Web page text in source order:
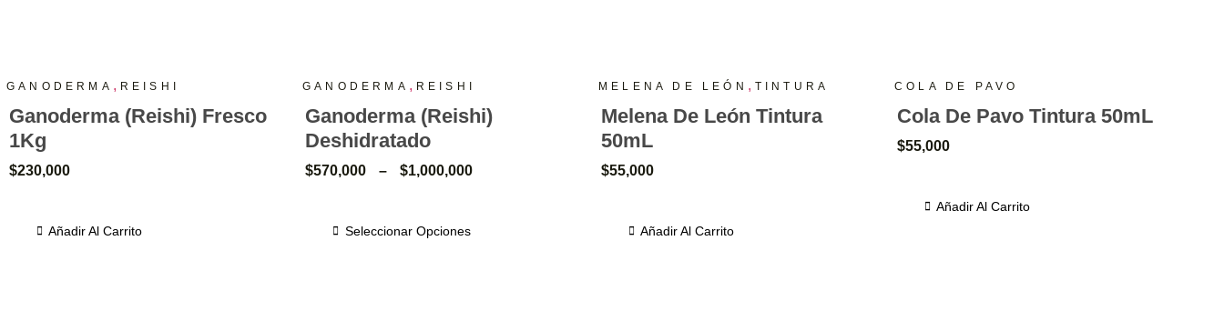
GANODERMA , REISHI
Ganoderma (Reishi) Fresco
1Kg
$230,000
Añadir Al Carrito
GANODERMA , REISHI
Ganoderma (Reishi)
Deshidratado
$570,000 – $1,000,000
Seleccionar Opciones
MELENA DE LEÓN , TINTURA
Melena De León Tintura
50mL
$55,000
Añadir Al Carrito
COLA DE PAVO
Cola De Pavo Tintura 50mL
$55,000
Añadir Al Carrito